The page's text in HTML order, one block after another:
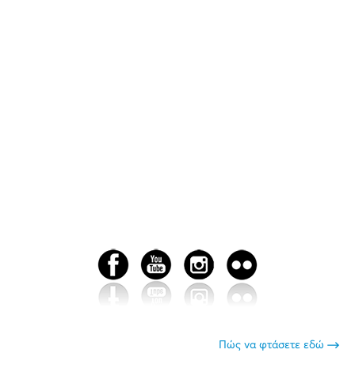
Πώς να φτάσετε εδώ